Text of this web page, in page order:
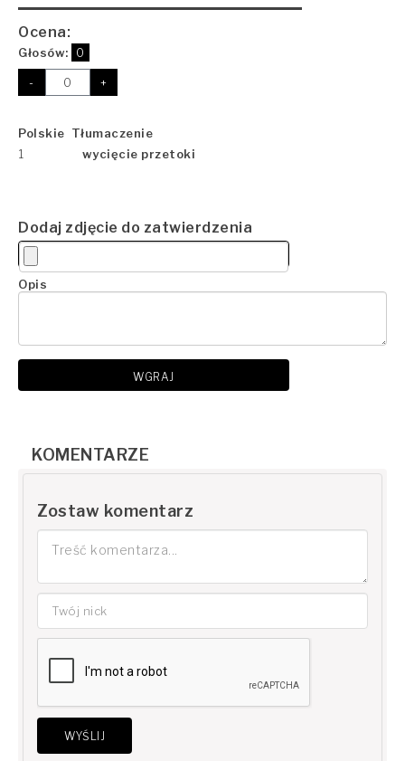
Ocena:
Głosów: 0
- +
Polskie Tłumaczenie
1
wycięcie przetoki
Dodaj zdjęcie do zatwierdzenia
Opis
WGRAJ
KOMENTARZE
Zostaw komentarz
WYŚLIJ